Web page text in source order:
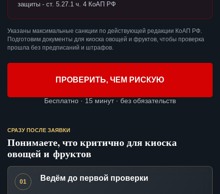
защиты - ст. 5.27.1 ч. 4 КоАП РФ
Указаны максимальные санкции по действующей редакции КоАП РФ.
Подготовим документы для киоска овощей и фруктов, чтобы проверка
прошла без предписаний и штрафов.
ПРОВЕРИТЬ, ЧЕМ РИСКУЮ
Бесплатно · 15 минут · без обязательств
СРАЗУ ПОСЛЕ ЗАЯВКИ
Понимаете, что критично для киоска
овощей и фруктов
01 Ведём до первой проверки